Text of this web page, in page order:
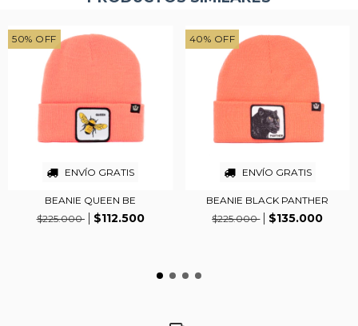
50% OFF
ENVÍO GRATIS
BEANIE QUEEN BE
$225.000
$112.500
40% OFF
ENVÍO GRATIS
BEANIE BLACK PANTHER
$225.000
$135.000